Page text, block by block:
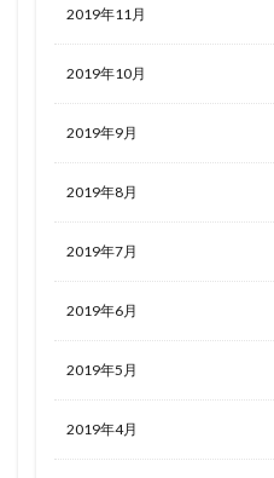
2019年11月
2019年10月
2019年9月
2019年8月
2019年7月
2019年6月
2019年5月
2019年4月